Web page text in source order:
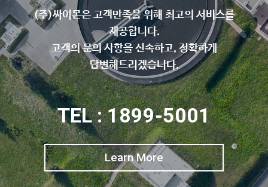
(주)싸이몬은 고객만족을 위해 최고의 서비스를
제공합니다.
고객의 문의 사항을 신속하고, 정확하게
답변해드리겠습니다.
TEL : 1899-5001
Learn More